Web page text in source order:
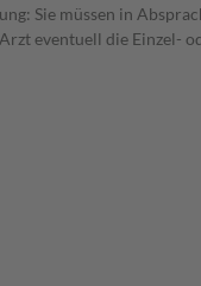
Sie müssen in
eventuell die Einzel-